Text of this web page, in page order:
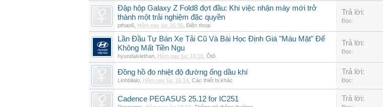
Đập hộp Galaxy Z Fold8 đợt đầu: Khi việc nhận máy mới trở
thành một trải nghiệm đặc quyền
pthao6 Hôm nay lúc 16:36 Điện thoại
Trả lời:
Đọc:
Lần Đầu Tự Bán Xe Tải Cũ Và Bài Học Định Giá "Máu Mặt" Để
Không Mất Tiền Ngu
hyundaiviethan Hôm nay lúc 16:16 Ôtô
Trả lời:
Đọc:
Đồng hồ đo nhiệt độ đường ống dầu khí
Linhbilalo Hôm nay lúc 16:14 Các thiết bị khác
Trả lời:
Đọc:
Cadence PEGASUS 25.12 for IC251 Trả lời: